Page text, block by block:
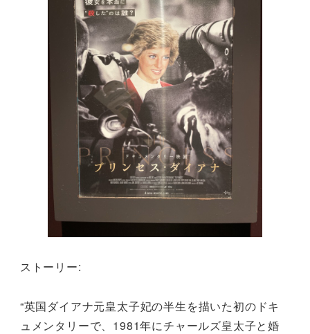
ストーリー:
“英国ダイアナ元皇太子妃の半生を描いた初のドキ
ュメンタリーで、1981年にチャールズ皇太子と婚